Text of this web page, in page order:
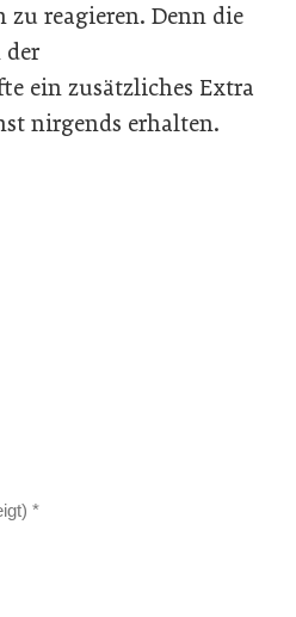
reagieren. Denn die
der
ein zusätzliches Extra
nirgends erhalten.